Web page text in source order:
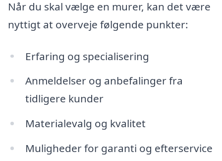
Når du skal vælge en murer, kan det være
nyttigt at overveje følgende punkter:
Erfaring og specialisering
Anmeldelser og anbefalinger fra
tidligere kunder
Materialevalg og kvalitet
Muligheder for garanti og efterservice